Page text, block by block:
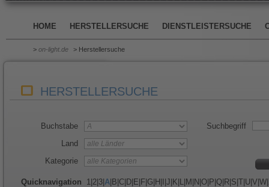
HOME HERSTELLERSUCHE DIENSTLEISTERSUCHE
> on-light.de > Herstellersuche
HERSTELLERSUCHE
Buchstabe
Land
Kategorie
Suchbegriff
Quicknavigation 1 2 3 A B C D E F G H J K L M N O P Q R S T U V W